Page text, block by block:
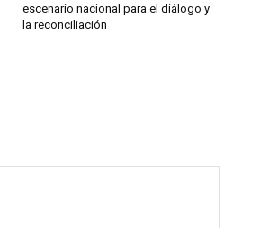
escenario nacional para el diálogo y
la reconciliación